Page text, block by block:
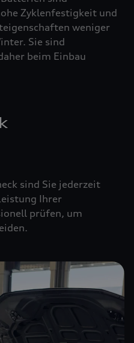
Zyklenfestigkeit und
weniger
Sie sind
beim Einbau
sind Sie jederzeit
Ihrer
prüfen, um